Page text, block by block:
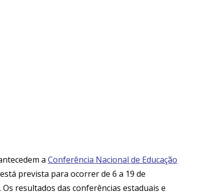
a Conferência Nacional de Educação
prevista para ocorrer de 6 a 19 de
resultados das conferências estaduais e